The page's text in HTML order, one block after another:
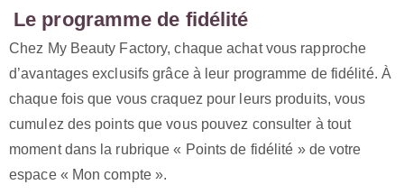
Le programme de fidélité
Chez My Beauty Factory, chaque achat vous rapproche
d’avantages exclusifs grâce à leur programme de fidélité. À
chaque fois que vous craquez pour leurs produits, vous
cumulez des points que vous pouvez consulter à tout
moment dans la rubrique « Points de fidélité » de votre
espace « Mon compte ».